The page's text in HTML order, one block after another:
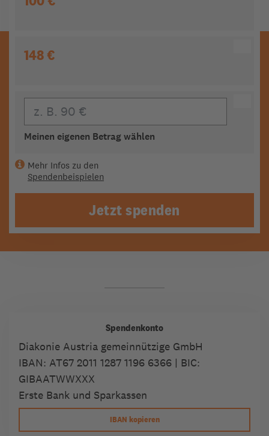
148 €
Meinen eigenen Betrag wählen
Mehr Infos zu den
Spendenbeispielen
Jetzt spenden
Spendenkonto
Diakonie Austria gemeinnützige GmbH
IBAN: AT67 2011 1287 1196 6366 | BIC:
GIBAATWWXXX
Erste Bank und Sparkassen
IBAN kopieren